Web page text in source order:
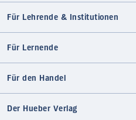
Für Lehrende & Institutionen
Für Lernende
Für den Handel
Der Hueber Verlag